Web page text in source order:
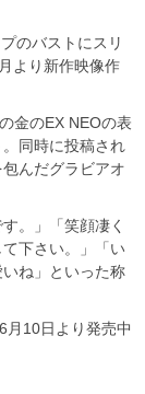
のバストにスリ
より新作映像作
金のEX NEOの表
同時に投稿され
んだグラビアオ
。」「笑顔凄く
下さい。」「い
ね」といった称
月10日より発売中